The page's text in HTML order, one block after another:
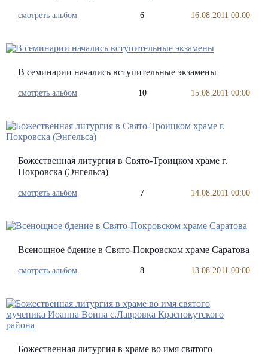
смотреть альбом 6 16.08.2011 00:00
В семинарии начались вступительные экзамены
смотреть альбом 10 15.08.2011 00:00
Божественная литургия в Свято-Троицком храме г.
Покровска (Энгельса)
смотреть альбом 7 14.08.2011 00:00
Всенощное бдение в Свято-Покровском храме Саратова
смотреть альбом 8 13.08.2011 00:00
Божественная литургия в храме во имя святого